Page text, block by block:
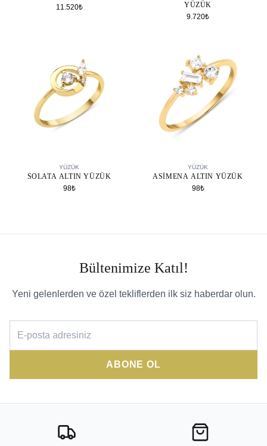
11.520₺
YÜZÜK
9.720₺
YÜZÜK
SOLATA ALTIN YÜZÜK
98₺
YÜZÜK
ASIMENA ALTIN YÜZÜK
98₺
Bültenimize Katıl!
Yeni gelenlerden ve özel tekliflerden ilk siz haberdar olun.
ABONE OL